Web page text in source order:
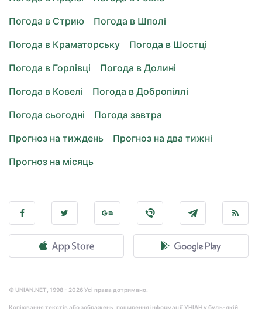
Погода в Стрию
Погода в Шполі
Погода в Краматорську
Погода в Шостці
Погода в Горлівці
Погода в Долині
Погода в Ковелі
Погода в Добропіллі
Погода сьогодні
Погода завтра
Прогноз на тиждень
Прогноз на два тижні
Прогноз на місяць
© UNIAN.NET, 1998 - 2026 Усі права дотримано.
Копіювання текстів або зображень, поширення інформації УНІАН у будь-якій